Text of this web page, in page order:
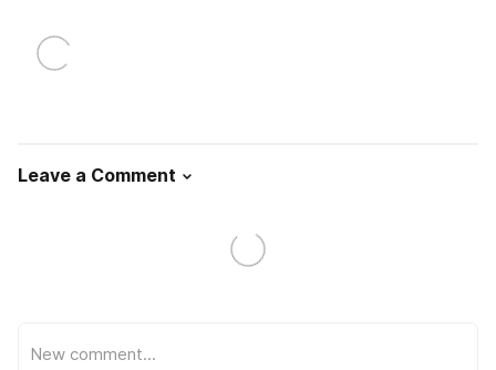
Leave a Comment